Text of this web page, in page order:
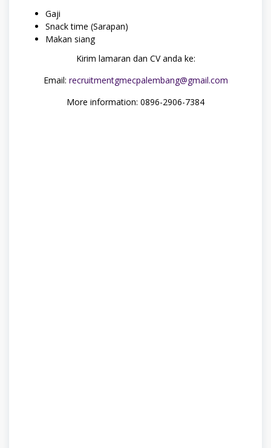
Gaji
Snack time (Sarapan)
Makan siang
Kirim lamaran dan CV anda ke:
Email: recruitmentgmecpalembang@gmail.com
More information: 0896-2906-7384